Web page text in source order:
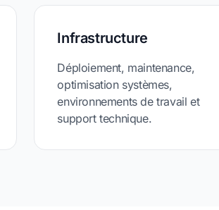
Infrastructure
Déploiement, maintenance,
optimisation systèmes,
environnements de travail et
support technique.